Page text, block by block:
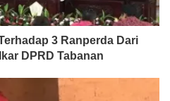
3 Ranperda Dari
DPRD Tabanan